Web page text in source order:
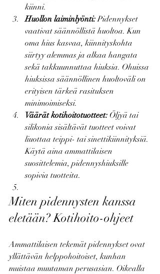
kiinni.
Huollon laiminlyönti: Pidennykset
vaativat säännöllistä huoltoa. Kun
oma hius kasvaa, kiinnityskohta
siirtyy alemmas ja alkaa hangata
sekä takkuunnuttaa hiuksia. Ohuissa
hiuksissa säännöllinen huoltoväli on
erityisen tärkeä rasituksen
minimoimiseksi.
Väärät kotihoitotuotteet: Öljyä tai
silikonia sisältävät tuotteet voivat
liuottaa teippi- tai sinettikiinnityksiä.
Käytä aina ammattilaisen
suosittelemia, pidennyshiuksille
sopivia tuotteita.
Miten pidennysten kanssa
eletään? Kotihoito-ohjeet
Ammattilaisen tekemät pidennykset ovat
yllättävän helppohoitoiset, kunhan
muistaa muutaman perusasian. Oikealla